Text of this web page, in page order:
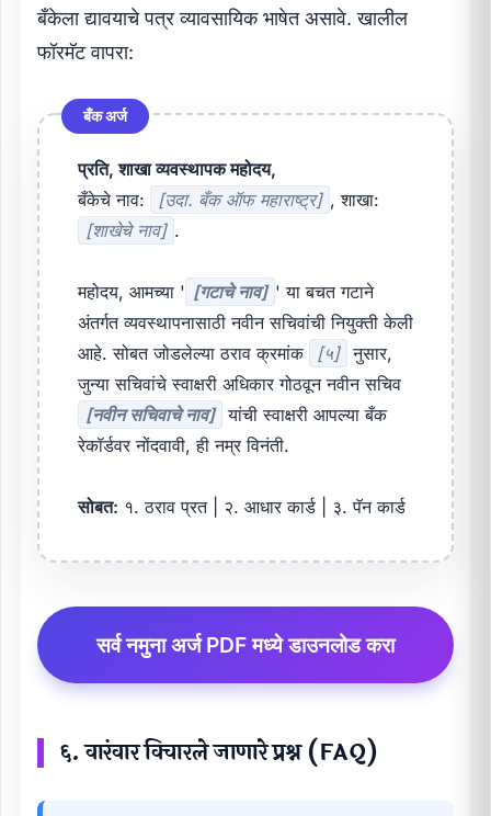
बँकेला द्यावयाचे पत्र व्यावसायिक भाषेत असावे. खालील
फॉरमॅट वापरा:
बँक अर्ज
प्रति, शाखा व्यवस्थापक महोदय,
बँकेचे नाव:
[उदा. बँक ऑफ महाराष्ट्र] , शाखा:
[शाखेचे नाव] .
महोदय, आमच्या ' [गटाचे नाव] ' या बचत गटाने
अंतर्गत व्यवस्थापनासाठी नवीन सचिवांची नियुक्ती केली
आहे. सोबत जोडलेल्या ठराव क्रमांक
[५] नुसार,
जुन्या सचिवांचे स्वाक्षरी अधिकार गोठवून नवीन सचिव
[नवीन सचिवाचे नाव] यांची स्वाक्षरी आपल्या बँक
रेकॉर्डवर नोंदवावी, ही नम्र विनंती.
सोबत: १. ठराव प्रत | २. आधार कार्ड | ३. पॅन कार्ड
सर्व नमुना अर्ज PDF मध्ये डाउनलोड करा
६. वारंवार विचारले जाणारे प्रश्न (FAQ)